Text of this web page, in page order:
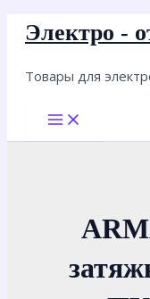
Перейти
содержимому
Электро -
Товары для
Main
Menu